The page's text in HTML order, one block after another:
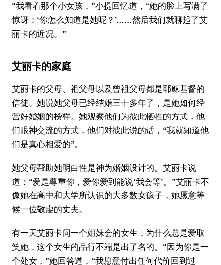
“我看着那个小女孩，”小提回忆道，“她的脸上写满了
惊讶：‘你怎么知道是她呢？’……然后我们就聊起了艾
丽卡的近况。”
艾丽卡的家庭
艾丽卡的父母、祖父母以及曾祖父母都是耶稣基督的
信徒。她说她父母已经结婚三十多年了，是她如何经
营好婚姻的榜样。她观察他们为彼此牺牲的方式，他
们眼神交流的方式，他们对彼此说的话，“我就知道他
们是真心相爱的”。
她父母帮助她明白性是神为婚姻设计的。艾丽卡说
道：“爱是尊重你，爱你爱到能说‘我会等’。”艾丽卡不
像她在高中和大学所认识的大多数女孩子，她愿意等
候一位敬虔的丈夫。
有一天艾丽卡问一个姐妹会的女生，为什么总是爱取
笑她，这个女生的品行不端是出了名的。“因为你是一
个处女，”她回答道，“我愿意付出任何代价回到过